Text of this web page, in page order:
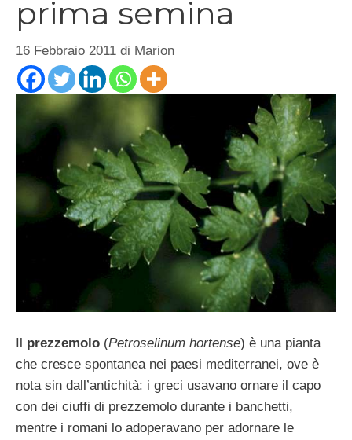
prima semina
16 Febbraio 2011 di Marion
Il prezzemolo (Petroselinum hortense) è una pianta
che cresce spontanea nei paesi mediterranei, ove è
nota sin dall’antichità: i greci usavano ornare il capo
con dei ciuffi di prezzemolo durante i banchetti,
mentre i romani lo adoperavano per adornare le